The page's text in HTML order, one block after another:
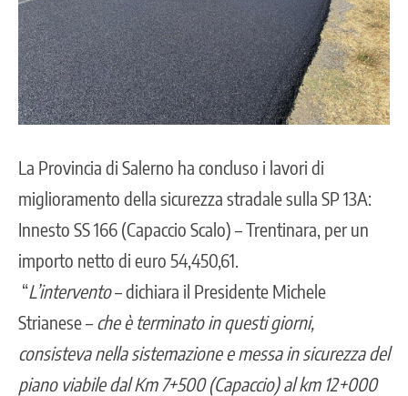
La Provincia di Salerno ha concluso i lavori di
miglioramento della sicurezza stradale sulla SP 13A:
Innesto SS 166 (Capaccio Scalo) – Trentinara, per un
importo netto di euro 54,450,61.
“L’intervento– dichiara il Presidente Michele
Strianese– che è terminato in questi giorni,
consisteva nella sistemazione e messa in sicurezza del
piano viabile dal Km 7+500 (Capaccio) al km 12+000